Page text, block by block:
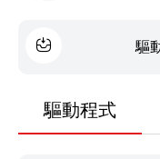
驅
驅動程式